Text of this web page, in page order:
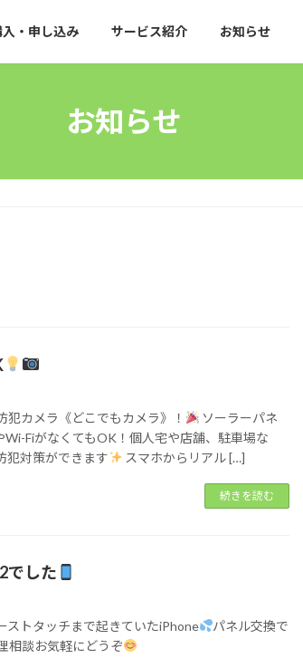
入・申し込み サービス紹介 お知らせ
お知らせ
犯カメラ《どこでもカメラ》！
ソーラーパネ
Wi-FiがなくてもOK！個人宅や店舗、駐車場な
犯対策ができます
スマホからリアル […]
続きを読む
でした
ストタッチまで起きていたiPhone
パネル交換で
相談お気軽にどうぞ